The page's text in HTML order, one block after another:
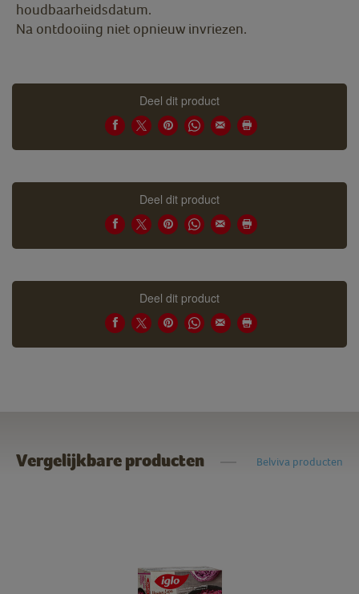
houdbaarheidsdatum.
Na ontdooiing niet opnieuw invriezen.
Deel dit product
Deel dit product
Deel dit product
Vergelijkbare producten Belviva producten